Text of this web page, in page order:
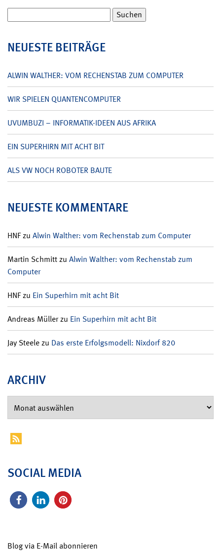
nach:
NEUESTE BEITRÄGE
ALWIN WALTHER: VOM RECHENSTAB ZUM COMPUTER
WIR SPIELEN QUANTENCOMPUTER
UVUMBUZI – INFORMATIK-IDEEN AUS AFRIKA
EIN SUPERHIRN MIT ACHT BIT
ALS VW NOCH ROBOTER BAUTE
NEUESTE KOMMENTARE
HNFzu Alwin Walther: vom Rechenstab zum Computer
Martin Schmittzu Alwin Walther: vom Rechenstab zum
Computer
HNFzu Ein Superhirn mit acht Bit
Andreas Müllerzu Ein Superhirn mit acht Bit
Jay Steelezu Das erste Erfolgsmodell: Nixdorf 820
ARCHIV
SOCIAL MEDIA
Blog via E-Mail abonnieren